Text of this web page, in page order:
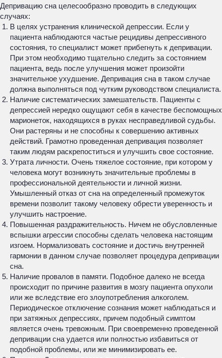
Депривацию сна целесообразно проводить в следующих
случаях:
В целях устранения клинической депрессии. Если у
пациента наблюдаются частые рецидивы депрессивного
состояния, то специалист может прибегнуть к депривации.
При этом необходимо тщательно следить за состоянием
пациента, ведь после улучшения может произойти
значительное ухудшение. Депривация сна в таком случае
должна выполняться под чутким руководством специалиста.
Наличие систематических замешательств. Пациенты с
депрессией нередко ощущают себя в качестве беспомощных
марионеток, находящихся в руках несправедливой судьбы.
Они растеряны и не способны к совершению активных
действий. Грамотно проведенная депривация позволяет
таким людям раскрепоститься и улучшить свое состояние.
Утрата личности. Очень тяжелое состояние, при котором у
человека могут возникнуть значительные проблемы в
профессиональной деятельности и личной жизни.
Умышленный отказ от сна на определенный промежуток
времени позволит такому человеку обрести уверенность и
улучшить настроение.
Повышенная раздражительность. Ничем не обусловленные
вспышки агрессии способны сделать человека настоящим
изгоем. Нормализовать состояние и достичь внутренней
гармонии в данном случае позволяет процедура депривации
сна.
Наличие провалов в памяти. Подобное далеко не всегда
происходит по причине развития в мозгу пациента опухоли
или же вследствие его злоупотребления алкоголем.
Периодическое отключение сознания может наблюдаться и
при затяжных депрессиях, причем подобный симптом
является очень тревожным. При своевременно проведенной
депривации сна удается или полностью избавиться от
подобной проблемы, или же минимизировать ее.